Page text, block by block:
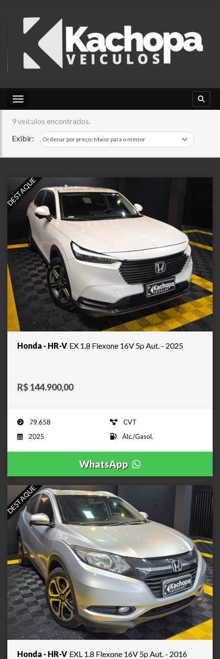
Toggle navigation
9 veículos encontrados.
Exibir:
DESTAQUE
Honda - HR-V EX 1.8 Flexone 16V 5p Aut. - 2025
R$ 144.900,00
79.658
CVT
2025
Álc./Gasol.
WhatsApp
DESTAQUE
Honda - HR-V EXL 1.8 Flexone 16V 5p Aut. - 2016